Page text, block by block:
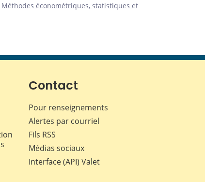
Méthodes économétriques, statistiques et
Contact
Pour renseignements
Alertes par courriel
Fils RSS
Médias sociaux
Interface (API) Valet